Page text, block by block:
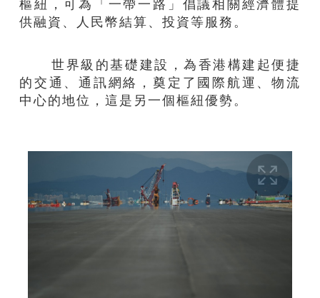
樞紐，可為「一帶一路」倡議相關經濟體提
供融資、人民幣結算、投資等服務。
世界級的基礎建設，為香港構建起便捷
的交通、通訊網絡，奠定了國際航運、物流
中心的地位，這是另一個樞紐優勢。